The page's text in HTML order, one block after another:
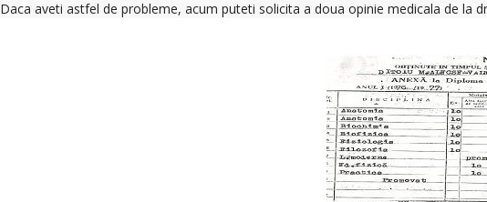
Daca aveti astfel de probleme, acum puteti solicita a doua opinie medicala de la